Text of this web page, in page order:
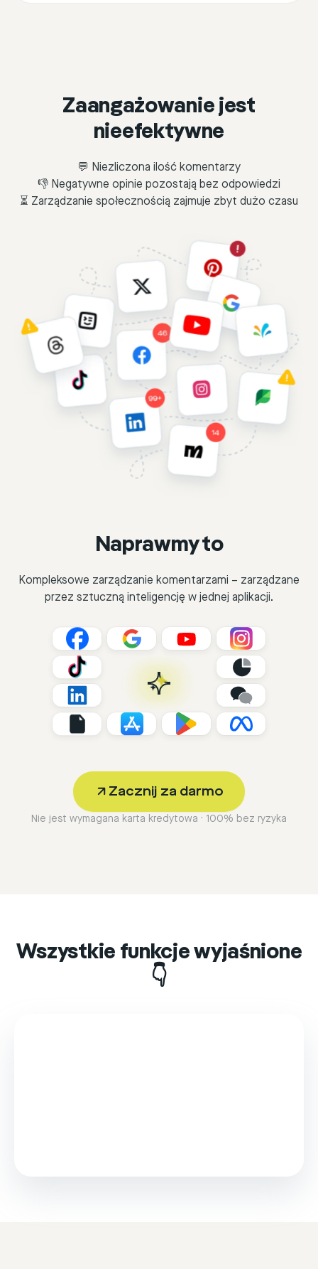
Zaangażowanie jest
nieefektywne
💬 Niezliczona ilość komentarzy
👎 Negatywne opinie pozostają bez odpowiedzi
⏳ Zarządzanie społecznością zajmuje zbyt dużo czasu
Naprawmy to
Kompleksowe zarządzanie komentarzami – zarządzane
przez sztuczną inteligencję w jednej aplikacji.
Zacznij za darmo
Nie jest wymagana karta kredytowa · 100% bez ryzyka
Wszystkie funkcje wyjaśnione
👇